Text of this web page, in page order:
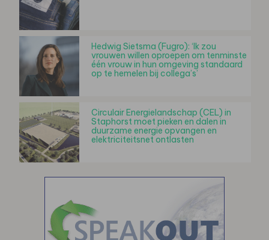
Hedwig Sietsma (Fugro): ‘Ik zou
vrouwen willen oproepen om tenminste
één vrouw in hun omgeving standaard
op te hemelen bij collega’s’
Circulair Energielandschap (CEL) in
Staphorst moet pieken en dalen in
duurzame energie opvangen en
elektriciteitsnet ontlasten